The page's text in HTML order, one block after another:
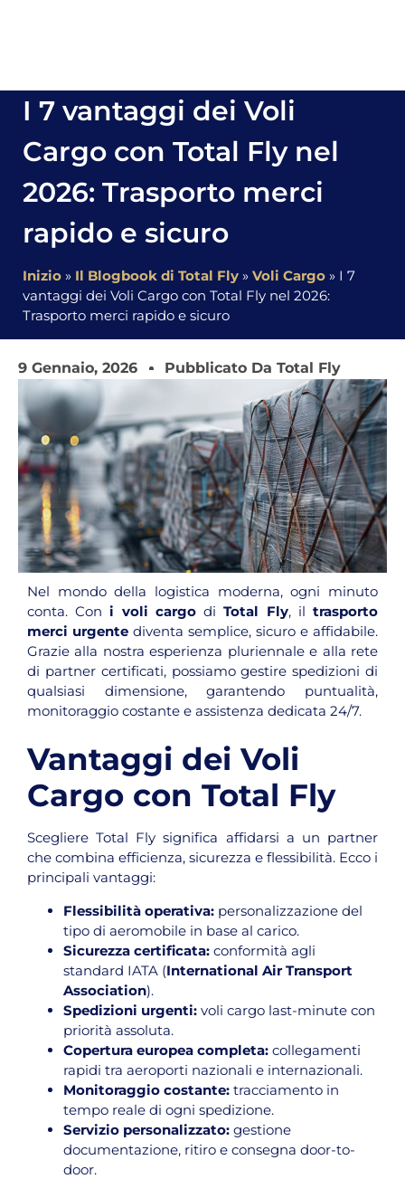
I 7 vantaggi dei Voli
Cargo con Total Fly nel
2026: Trasporto merci
rapido e sicuro
Inizio » Il Blogbook di Total Fly » Voli Cargo » I 7
vantaggi dei Voli Cargo con Total Fly nel 2026:
Trasporto merci rapido e sicuro
9 Gennaio, 2026 Pubblicato Da Total Fly
Nel mondo della logistica moderna, ogni minuto
conta. Coni voli cargodiTotal Fly, iltrasporto
merci urgente diventa semplice, sicuro e affidabile.
Grazie alla nostra esperienza pluriennale e alla rete
di partner certificati, possiamo gestire spedizioni di
qualsiasi dimensione, garantendo puntualità,
monitoraggio costante e assistenza dedicata 24/7.
Vantaggi dei Voli
Cargo con Total Fly
Scegliere Total Fly significa affidarsi a un partner
che combina efficienza, sicurezza e flessibilità. Ecco i
principali vantaggi:
Flessibilità operativa: personalizzazione del
tipo di aeromobile in base al carico.
Sicurezza certificata: conformità agli
standard IATA (International Air Transport
Association).
Spedizioni urgenti: voli cargo last-minute con
priorità assoluta.
Copertura europea completa: collegamenti
rapidi tra aeroporti nazionali e internazionali.
Monitoraggio costante: tracciamento in
tempo reale di ogni spedizione.
Servizio personalizzato: gestione
documentazione, ritiro e consegna door-to-
door.